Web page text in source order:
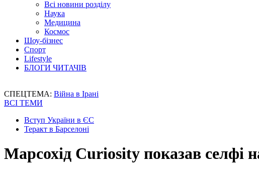
Всі новини розділу
Наука
Медицина
Космос
Шоу-бізнес
Спорт
Lifestyle
БЛОГИ ЧИТАЧІВ
СПЕЦТЕМА: Війна в Ірані
ВСІ ТЕМИ
Вступ України в ЄС
Теракт в Барселоні
Марсохід Curiosity показав селфі